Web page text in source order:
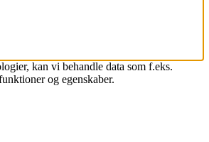
kan vi behandle data som f.eks.
og egenskaber.